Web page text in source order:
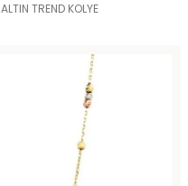
ALTIN TREND KOLYE